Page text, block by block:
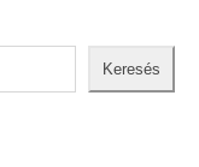
Keresés